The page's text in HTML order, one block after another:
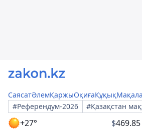
СаясатӘлемҚаржыОқиғаҚұқық
#Референдум-2026
#Қазақстан
+27° $469.85